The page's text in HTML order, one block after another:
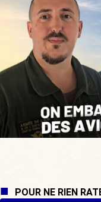
POUR NE RIEN